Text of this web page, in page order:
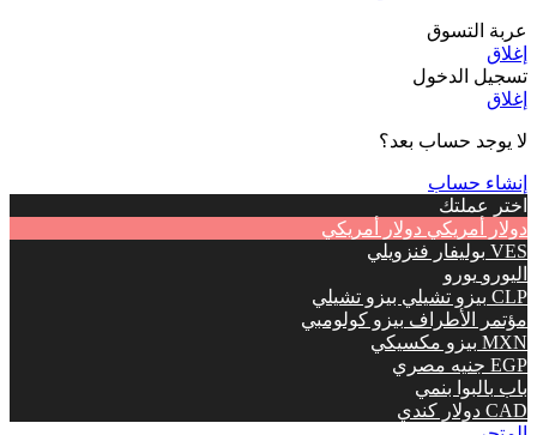
عربة التسوق
إغلاق
تسجيل الدخول
إغلاق
لا يوجد حساب بعد؟
إنشاء حساب
اختر عملتك
دولار أمريكي دولار أمريكي
VES بوليفار فنزويلي
اليورو يورو
CLP بيزو تشيلي بيزو تشيلي
مؤتمر الأطراف بيزو كولومبي
MXN بيزو مكسيكي
EGP جنيه مصري
باب بالبوا بنمي
CAD دولار كندي